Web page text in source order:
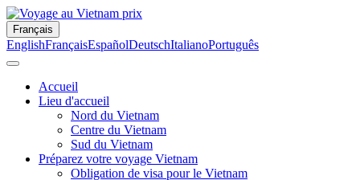
Français
EnglishFrançaisEspañolDeutschItalianoPortuguês
Accueil
Lieu d'accueil
Nord du Vietnam
Centre du Vietnam
Sud du Vietnam
Préparez votre voyage Vietnam
Obligation de visa pour le Vietnam